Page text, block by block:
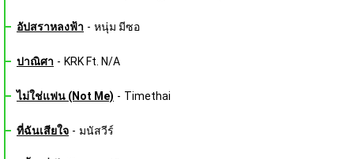
อัปสราหลงฟ้า - หนุ่ม มีซอ
ปาณิศา - KRK Ft. N/A
ไม่ใช่แฟน (Not Me) - Timethai
ที่ฉันเสียใจ - มนัสวีร์